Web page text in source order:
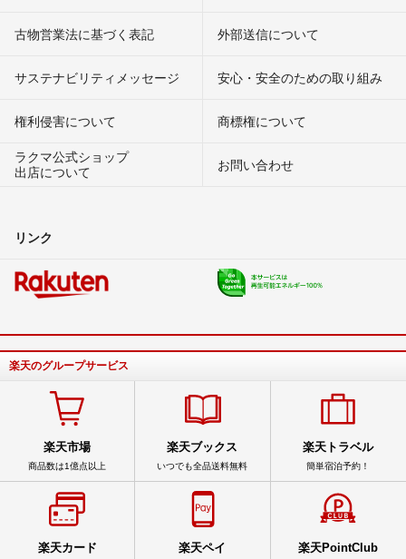
古物営業法に基づく表記 外部送信について
サステナビリティメッセージ 安心・安全のための取り組み
権利侵害について
商標権について
ラクマ公式ショップ
出店について
お問い合わせ
リンク
楽天のグループサービス
楽天市場
商品数は1億点以上
楽天ブックス
いつでも全品送料無料
楽天トラベル
簡単宿泊予約！
楽天カード 楽天ペイ 楽天PointClub